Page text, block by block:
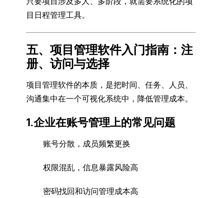
目日程管理工具。
五、项目管理软件入门指南：注
册、访问与选择
项目管理软件的本质，是把时间、任务、人员、
沟通集中在一个可视化系统中，降低管理成本。
1.企业在账号管理上的常见问题
账号分散，成员频繁更换
权限混乱，信息暴露风险高
密码找回和访问管理成本高